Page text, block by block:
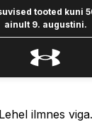
tooted kuni
ainult 9. augustini.
Lehel ilmnes viga.